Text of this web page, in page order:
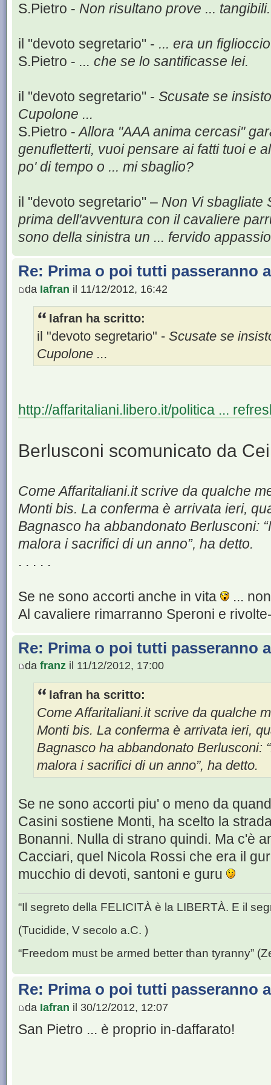
S.Pietro - Non risultano prove ... tangibili.
il "devoto segretario" - ... era un
S.Pietro - ... che se lo santificasse lei.
il "devoto segretario" - Scusate se
Cupolone ...
S.Pietro -Allora "AAA anima cercasi"
genufletterti, vuoi pensare ai fatti tuoi e
po' di tempo o ... mi sbaglio?
il "devoto segretario" – Non Vi sbagliate
prima dell'avventura con il cavaliere
sono della sinistra un ... fervido
Re: Prima o poi tutti passeranno
da Iafran il 11/12/2012, 16:42
Iafran ha scritto:
il "devoto segretario" - Scusate se
Cupolone ...
http://affaritaliani.libero.it/politica ...
Berlusconi scomunicato da
Come Affaritaliani.it scrive da qualche
Monti bis. La conferma è arrivata ieri,
Bagnasco ha abbandonato Berlusconi:
malora i sacrifici di un anno”, ha detto.
. . . . .
Se ne sono accorti anche in vita
...
Al cavaliere rimarranno Speroni e
Re: Prima o poi tutti passeranno
da franz il 11/12/2012, 17:00
Iafran ha scritto:
Come Affaritaliani.it scrive da qualche
Monti bis. La conferma è arrivata ieri,
Bagnasco ha abbandonato Berlusconi:
malora i sacrifici di un anno”, ha detto.
Se ne sono accorti piu' o meno da
Casini sostiene Monti, ha scelto la
Bonanni. Nulla di strano quindi. Ma c'è
Cacciari, quel Nicola Rossi che era il
mucchio di devoti, santoni e guru
“Il segreto della FELICITÀ è la LIBERTÀ. E il
(Tucidide, V secolo a.C. )
“Freedom must be armed better than tyranny”
Re: Prima o poi tutti passeranno
da Iafran il 30/12/2012, 12:07
San Pietro ... è proprio in-daffarato!